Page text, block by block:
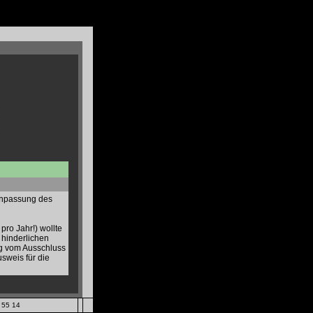
des
Jahr!) wollte
vom Ausschluss
für die
55 14